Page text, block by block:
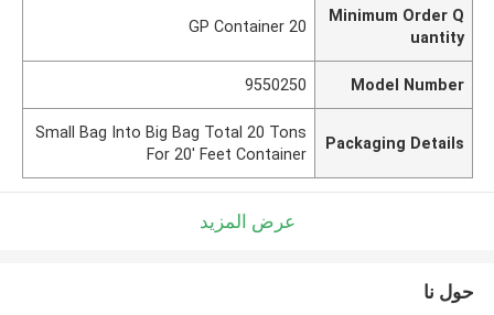
Minimum Order Q
uantity
20 GP Container
Model Number
9550250
Packaging Details
Small Bag Into Big Bag Total 20 Tons
For 20' Feet Container
عرض المزيد
حول نا